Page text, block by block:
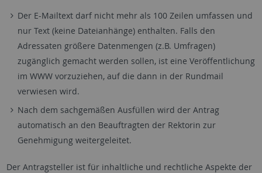
Der E-Mailtext darf nicht mehr als 100 Zeilen umfassen und
nur Text (keine Dateianhänge) enthalten. Falls den
Adressaten größere Datenmengen (z.B. Umfragen)
zugänglich gemacht werden sollen, ist eine Veröffentlichung
im WWW vorzuziehen, auf die dann in der Rundmail
verwiesen wird.
Nach dem sachgemäßen Ausfüllen wird der Antrag
automatisch an den Beauftragten der Rektorin zur
Genehmigung weitergeleitet.
Der Antragsteller ist für inhaltliche und rechtliche Aspekte der